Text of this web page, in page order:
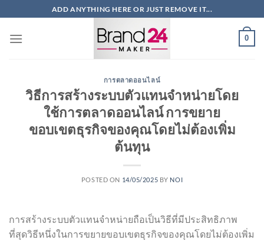
ไป
ADD ANYTHING HERE OR JUST REMOVE IT...
0
การตลาดออนไลน์
วิธีการสร้างระบบตัวแทนจำหน่ายโดย
ใช้การตลาดออนไลน์ การขยาย
ขอบเขตธุรกิจของคุณโดยไม่ต้องเพิ่ม
ต้นทุน
POSTED ON 14/05/2025 BY NOI
การสร้างระบบตัวแทนจำหน่ายถือเป็นวิธีที่มีประสิทธิภาพ
ที่สุดวิธีหนึ่งในการขยายขอบเขตธุรกิจของคุณโดยไม่ต้องเพิ่ม